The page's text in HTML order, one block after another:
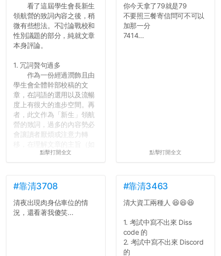
看了這屆學生會長新生
領航營的致詞內容之後，稍
微有些想法。不討論戰校和
性別議題的部分，純就文章
本身評論。
1. 冗詞贅句過多
作為一份經過潤飾且由
學生會全體幹部校稿的文
章，在詞語的選用以及流暢
度上有很大的進步空間。再
者，此文作為「新生」領航
營的致詞，過多的內容勢必
會讓讀者厭煩或注意力轉
果有的話）前就失去興趣。
的聲明一樣正式，但至少在
用字上多加留意。有些語句
用說的可能會引人發笑或多
聽幾句，但寫成文字時只會
點擊打開全文
你今天拿了79就是79
不要照三餐寄信問可不可以
加那一分
7414...
點擊打開全文
#靠清3708
清夜出現肉身佔車位的情
況，還看著我傻笑...
#靠清3463
清大資工兩種人 😆😆😆
1. 考試中寫不出來 Diss
code 的
2. 考試中寫不出來 Discord
的